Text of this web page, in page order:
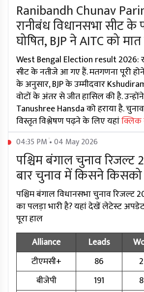
Ranibandh Chunav
रानीबंध विधानसभा सीट के
घोषित, BJP ने AITC को मात
West Bengal Election result 2026:
सीट के नतीजे आ गए हैं. मतगणना पूरी
के अनुसार, BJP के उम्मीदवार
वोटों के अंतर से जीत हासिल की है. उन्होंने
Tanushree Hansda को हराया है.
विस्तृत विश्लेषण पढ़ने के लिए यहां
04:35 PM • 04 May 2026
पश्चिम बंगाल चुनाव रिजल्ट
बार चुनाव में किसने
पश्चिम बंगाल विधानसभा चुनाव रिजल्ट
का पलड़ा भारी है? यहां देखें लेटेस्ट
पूरा हाल
Alliance
Leads
टीएमसी+
86 2
बीजेपी
191 8